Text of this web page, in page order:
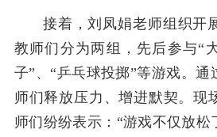
接着，刘凤娟老师组织开
教师们分为两组，先后参与“
子”、“乒乓球投掷”等游戏。通
师们释放压力、增进默契。现
师们纷纷表示：“游戏不仅放